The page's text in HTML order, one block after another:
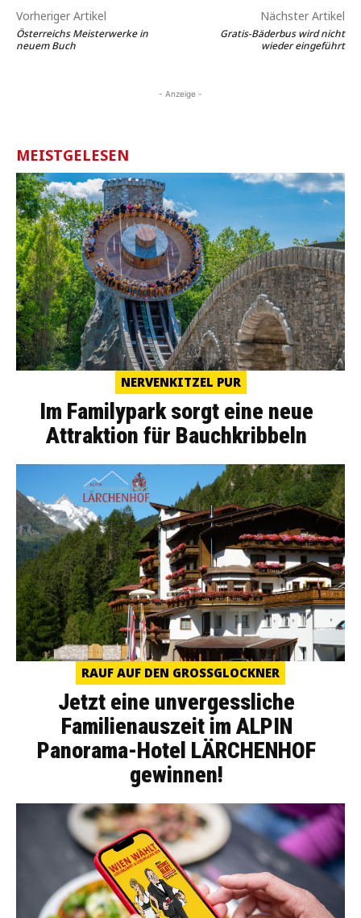
Vorheriger Artikel
Österreichs Meisterwerke in
neuem Buch
Nächster Artikel
Gratis-Bäderbus wird nicht
wieder eingeführt
- Anzeige -
MEISTGELESEN
NERVENKITZEL PUR
Im Familypark sorgt eine neue
Attraktion für Bauchkribbeln
RAUF AUF DEN GROSSGLOCKNER
Jetzt eine unvergessliche
Familienauszeit im ALPIN
Panorama-Hotel LÄRCHENHOF
gewinnen!